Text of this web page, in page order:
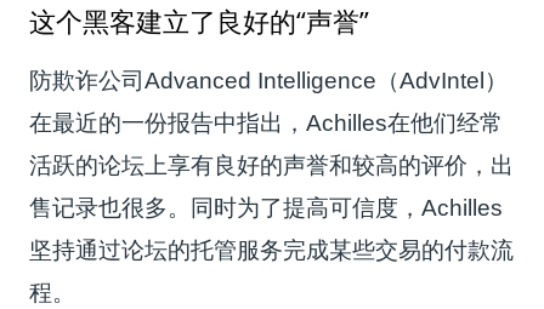
这个黑客建立了良好的“声誉”
防欺诈公司Advanced Intelligence（AdvIntel）
在最近的一份报告中指出，Achilles在他们经常
活跃的论坛上享有良好的声誉和较高的评价，出
售记录也很多。同时为了提高可信度，Achilles
坚持通过论坛的托管服务完成某些交易的付款流
程。